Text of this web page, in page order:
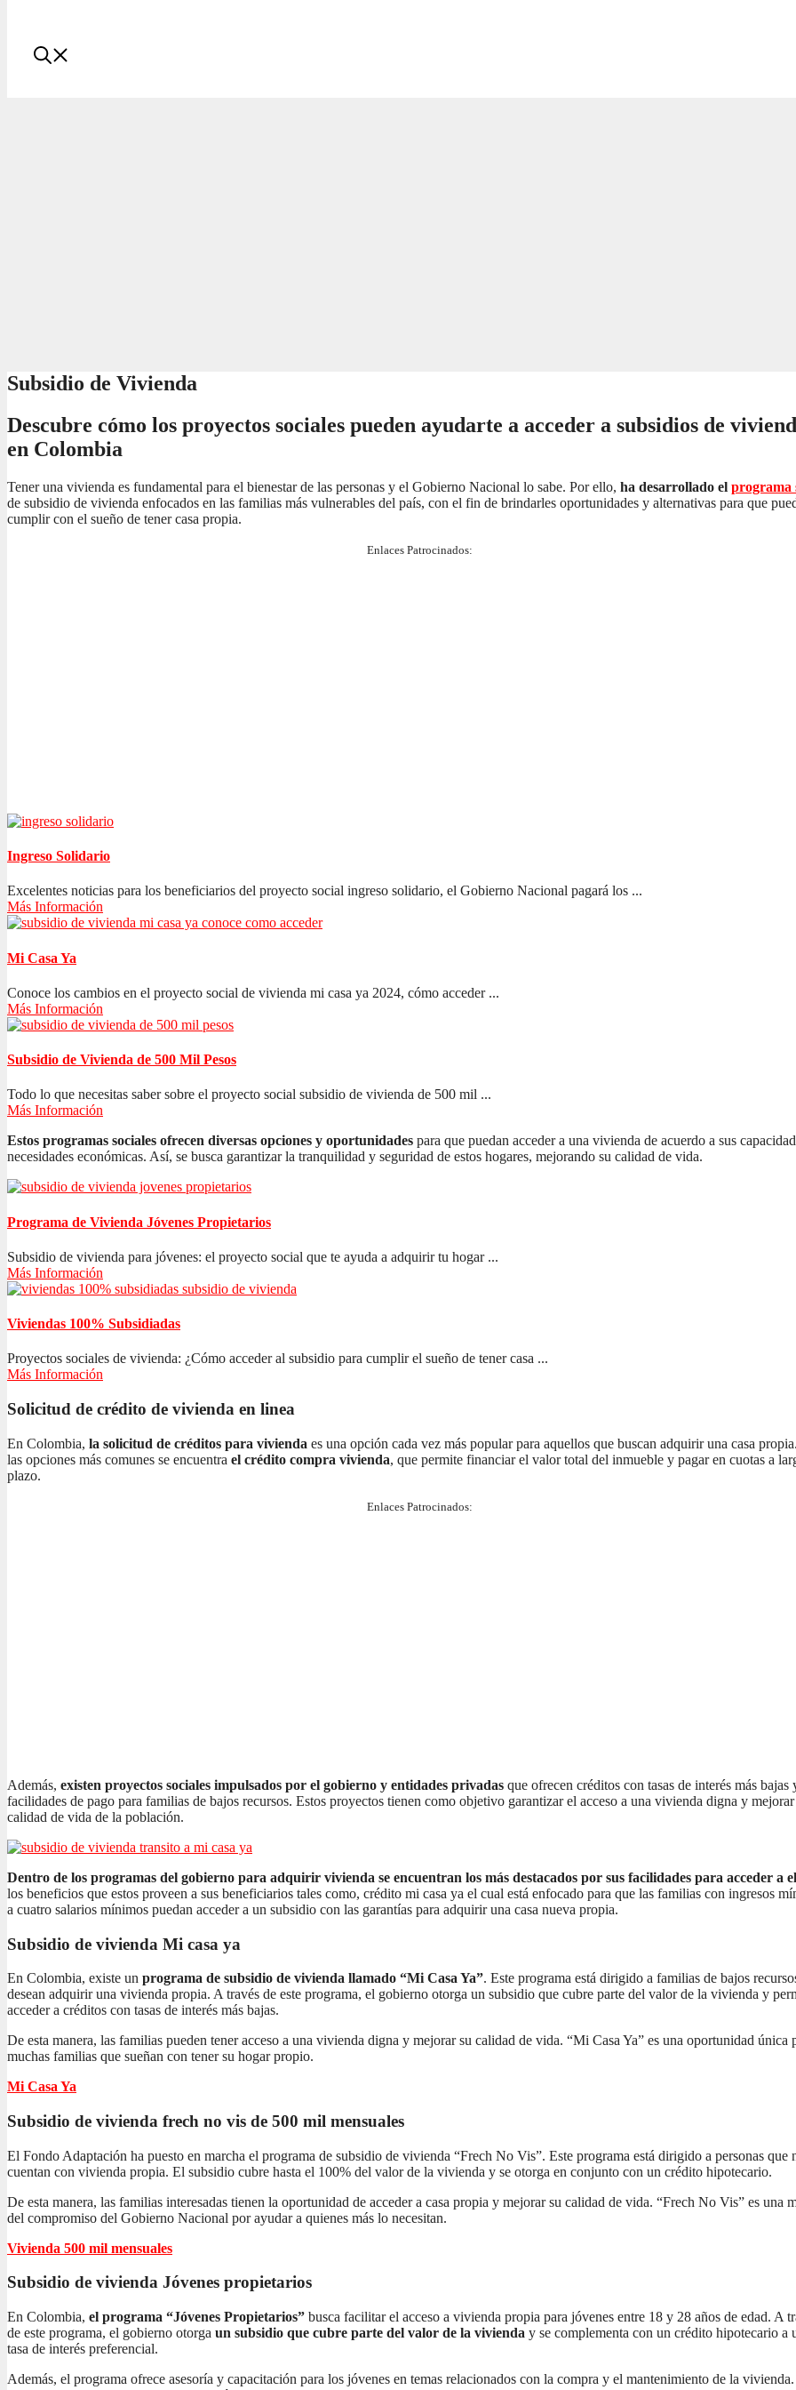
Subsidio de Vivienda
Descubre cómo los proyectos sociales pueden ayudarte a acceder a subsidios de
en Colombia
Tener una vivienda es fundamental para el bienestar de las personas y el Gobierno Nacional lo sabe. Por ello, ha desarrollado el programa
de subsidio de vivienda enfocados en las familias más vulnerables del país, con el fin de brindarles oportunidades y alternativas para que
cumplir con el sueño de tener casa propia.
Enlaces Patrocinados:
Ingreso Solidario
Excelentes noticias para los beneficiarios del proyecto social ingreso solidario, el Gobierno Nacional pagará los ...
Más Información
Mi Casa Ya
Conoce los cambios en el proyecto social de vivienda mi casa ya 2024, cómo acceder ...
Más Información
Subsidio de Vivienda de 500 Mil Pesos
Todo lo que necesitas saber sobre el proyecto social subsidio de vivienda de 500 mil ...
Más Información
Estos programas sociales ofrecen diversas opciones y oportunidades para que puedan acceder a una vivienda de acuerdo a sus
necesidades económicas. Así, se busca garantizar la tranquilidad y seguridad de estos hogares, mejorando su calidad de vida.
Programa de Vivienda Jóvenes Propietarios
Subsidio de vivienda para jóvenes: el proyecto social que te ayuda a adquirir tu hogar ...
Más Información
Viviendas 100% Subsidiadas
Proyectos sociales de vivienda: ¿Cómo acceder al subsidio para cumplir el sueño de tener casa ...
Más Información
Solicitud de crédito de vivienda en linea
En Colombia, la solicitud de créditos para vivienda es una opción cada vez más popular para aquellos que buscan adquirir una casa
las opciones más comunes se encuentra el crédito compra vivienda, que permite financiar el valor total del inmueble y pagar en cuotas a
plazo.
Enlaces Patrocinados:
Además, existen proyectos sociales impulsados por el gobierno y entidades privadas que ofrecen créditos con tasas de interés más bajas
facilidades de pago para familias de bajos recursos. Estos proyectos tienen como objetivo garantizar el acceso a una vivienda digna y
calidad de vida de la población.
Dentro de los programas del gobierno para adquirir vivienda se encuentran los más destacados por sus facilidades para acceder a
los beneficios que estos proveen a sus beneficiarios tales como, crédito mi casa ya el cual está enfocado para que las familias con ingresos
a cuatro salarios mínimos puedan acceder a un subsidio con las garantías para adquirir una casa nueva propia.
Subsidio de vivienda Mi casa ya
En Colombia, existe un programa de subsidio de vivienda llamado “Mi Casa Ya”. Este programa está dirigido a familias de bajos
desean adquirir una vivienda propia. A través de este programa, el gobierno otorga un subsidio que cubre parte del valor de la vivienda y
acceder a créditos con tasas de interés más bajas.
De esta manera, las familias pueden tener acceso a una vivienda digna y mejorar su calidad de vida. “Mi Casa Ya” es una oportunidad única
muchas familias que sueñan con tener su hogar propio.
Mi Casa Ya
Subsidio de vivienda frech no vis de 500 mil mensuales
El Fondo Adaptación ha puesto en marcha el programa de subsidio de vivienda “Frech No Vis”. Este programa está dirigido a personas que
cuentan con vivienda propia. El subsidio cubre hasta el 100% del valor de la vivienda y se otorga en conjunto con un crédito hipotecario.
De esta manera, las familias interesadas tienen la oportunidad de acceder a casa propia y mejorar su calidad de vida. “Frech No Vis” es una
del compromiso del Gobierno Nacional por ayudar a quienes más lo necesitan.
Vivienda 500 mil mensuales
Subsidio de vivienda Jóvenes propietarios
En Colombia, el programa “Jóvenes Propietarios” busca facilitar el acceso a vivienda propia para jóvenes entre 18 y 28 años de edad. A
de este programa, el gobierno otorga un subsidio que cubre parte del valor de la vivienda y se complementa con un crédito hipotecario a
tasa de interés preferencial.
Además, el programa ofrece asesoría y capacitación para los jóvenes en temas relacionados con la compra y el mantenimiento de la